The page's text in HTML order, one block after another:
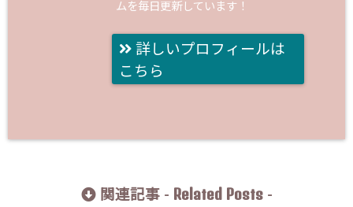
ムを毎日更新しています！
詳しいプロフィールは
こちら
関連記事 - Related Posts-